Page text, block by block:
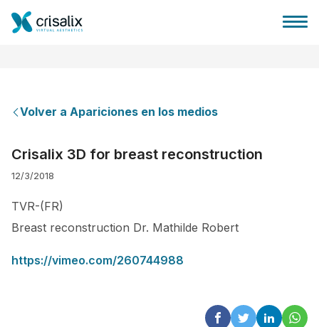
Plataforma 3D de negocio
Planes y Precios
Reseñas de pacientes
Volver a Apariciones en los medios
Crisalix 3D for breast reconstruction
12/3/2018
TVR-(FR)
Breast reconstruction Dr. Mathilde Robert
https://vimeo.com/260744988